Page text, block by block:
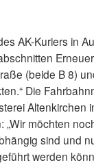
AK-Kuriers in
(beide B 8)
Die
Altenkirchen
möchten
sind und
werden